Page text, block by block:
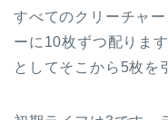
すべてのクリーチャ
ーに10枚ずつ配りま
としてそこから5枚を